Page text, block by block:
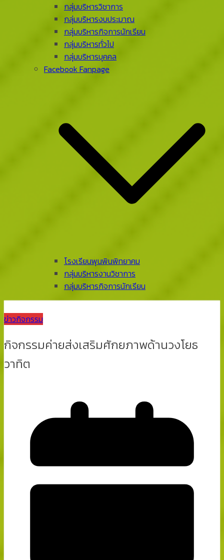
กลุ่มบริหารวิชาการ
กลุ่มบริหารงบประมาณ
กลุ่มบริหารกิจการนักเรียน
กลุ่มบริหารทั่วไป
กลุ่มบริหารบุคคล
Facebook Fanpage
โรงเรียนพุนพินพิทยาคม
กลุ่มบริหารงานวิชาการ
กลุ่มบริหารกิจการนักเรียน
ข่าวกิจกรรม
กิจกรรมค่ายส่งเสริมศักยภาพด้านวงโยธ
วาทิต